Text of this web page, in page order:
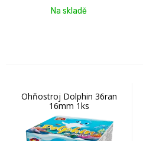
Na skladě
Ohňostroj Dolphin 36ran
16mm 1ks